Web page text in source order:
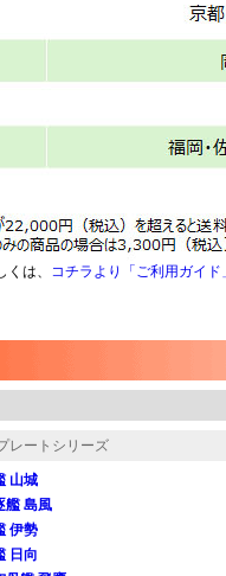
は、 コチラより「ご利用ガイド
レートシリーズ
山城
艦 島風
伊勢
日向